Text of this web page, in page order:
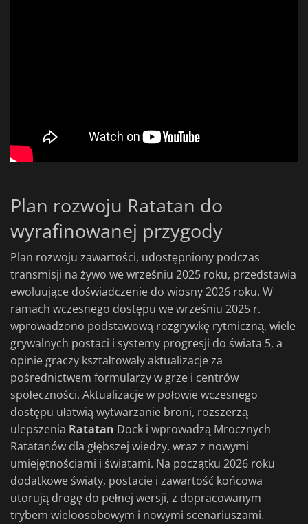
Plan rozwoju Ratatan do
wyrafinowanej przygody
Plan rozwoju zawartości, udostępniony podczas
transmisji na żywo we wrześniu 2025 roku, przedstawia
ewoluujące doświadczenie do wiosny 2026 roku. W
ramach wczesnego dostępu we wrześniu 2025 r.
wprowadzono podstawową rozgrywkę rytmiczną, wiele
grywalnych postaci i systemy progresji do świata 5, a
opinie graczy kształtowały aktualizacje za
pośrednictwem formularzy w grze i centrów
społeczności. Aktualizacje w połowie wczesnego
dostępu ułatwią wytwarzanie broni, rozszerzą
ulepszenia Ratatan Dock i wprowadzą Mrocznych
Ratatanów dla głębszej wiedzy, wraz z nowymi
umiejętnościami i światami. Na początku 2026 roku
dodatkowe światy, postacie i zawartość końcowa
utorują drogę do pełnej wersji, z dopracowanym
trybem wieloosobowym i nowymi scenariuszami.